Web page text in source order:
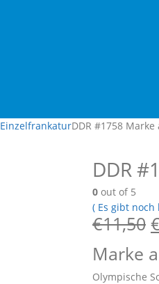
EinzelfrankaturDDR #1758
DDR
0 out of 5
( Es gibt
€11,50
Marke
Olympische